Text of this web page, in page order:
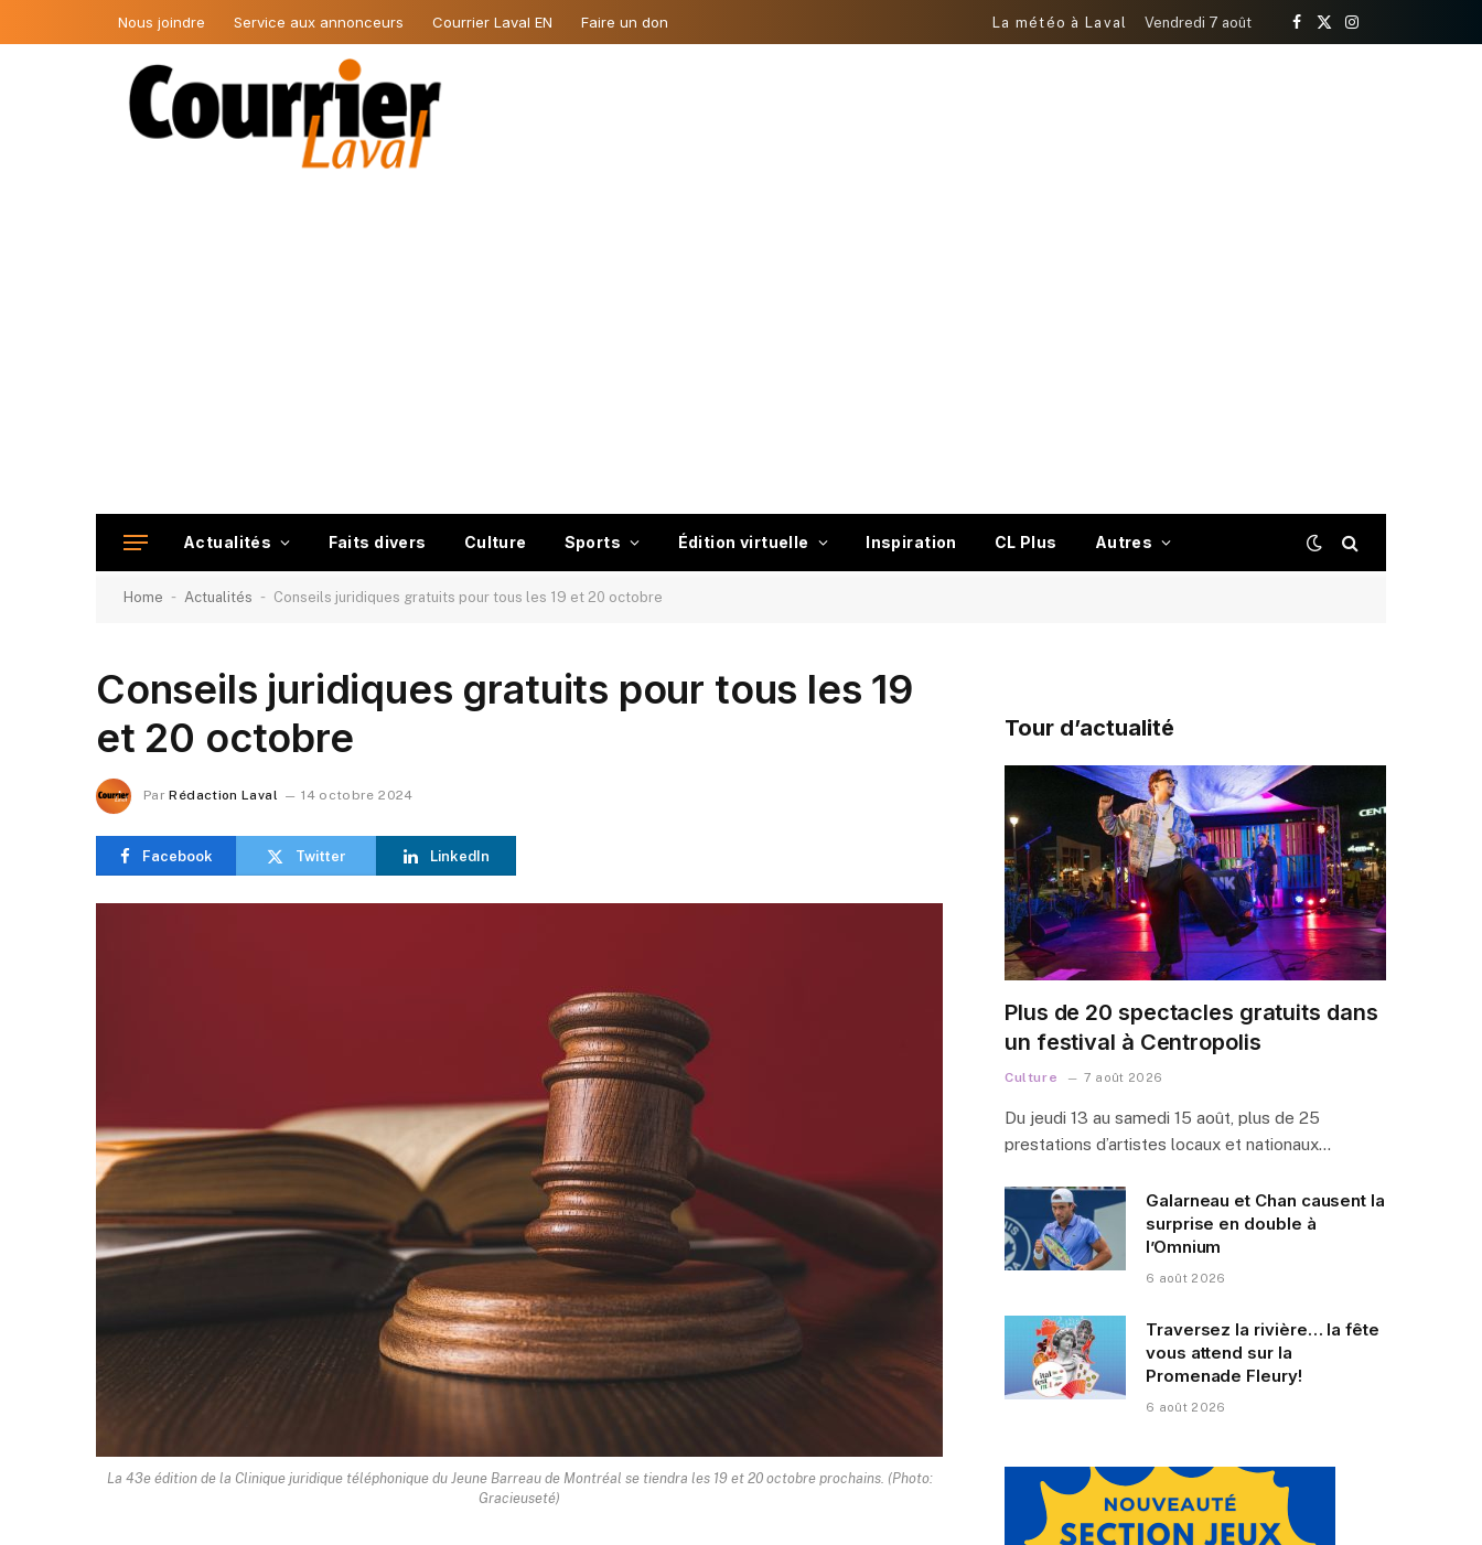
Nous joindre Service aux annonceurs Courrier Laval EN Faire un don La météo à Laval Vendredi 7 août
Facebook
X
Instagram
Actualités Faits divers Culture Sports Édition virtuelle Inspiration CL Plus Autres
Home - Actualités - Conseils juridiques gratuits pour tous les 19 et 20 octobre
Conseils juridiques gratuits pour tous les 19
et 20 octobre
Par Rédaction Laval 14 octobre 2024
Facebook Twitter LinkedIn
La 43e édition de la Clinique juridique téléphonique du Jeune Barreau de Montréal se tiendra les 19 et 20 octobre prochains. (Photo:
Gracieuseté)
Tour d’actualité
Plus de 20 spectacles gratuits dans
un festival à Centropolis
Culture 7 août 2026
Du jeudi 13 au samedi 15 août, plus de 25
prestations d’artistes locaux et nationaux…
Galarneau et Chan causent la
surprise en double à
l’Omnium
6 août 2026
Traversez la rivière… la fête
vous attend sur la
Promenade Fleury!
6 août 2026